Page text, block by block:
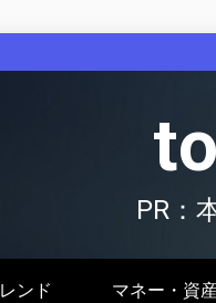
PR：
ンド マネー・資